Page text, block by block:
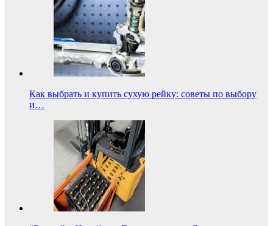
Как выбрать и купить сухую рейку: советы по выбору
и…